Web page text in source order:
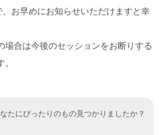
、お早めにお知らせいただけますと幸
場合は今後のセッションをお断りする
たにぴったりのもの見つかりましたか？